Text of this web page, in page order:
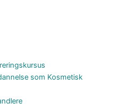
som Kosmetisk